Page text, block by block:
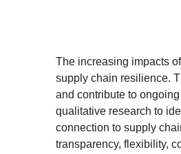
The increasing impacts
supply chain resilience.
and contribute to
qualitative research to
connection to supply
transparency, flexibility,